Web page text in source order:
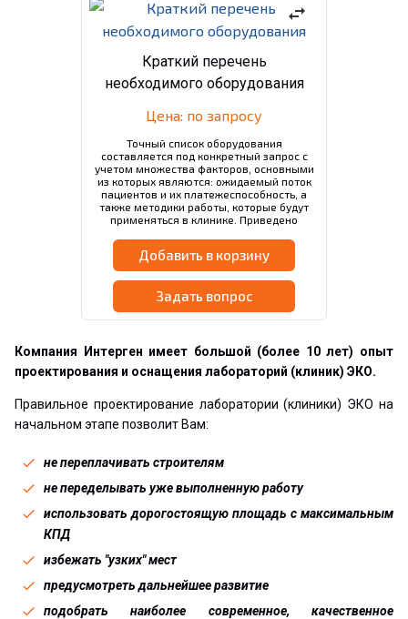
swap_horiz
Краткий перечень
необходимого оборудования
Цена: по запросу
Точный список оборудования
составляется под конкретный запрос с
учетом множества факторов, основными
из которых являются: ожидаемый поток
пациентов и их платежеспособность, а
также методики работы, которые будут
применяться в клинике. Приведено
Общемедицинское…
Добавить в корзину
Задать вопрос
Компания Интерген имеет большой (более 10 лет) опыт
проектирования и оснащения лабораторий (клиник) ЭКО.
Правильное проектирование лаборатории (клиники) ЭКО на
начальном этапе позволит Вам:
не переплачивать строителям
не переделывать уже выполненную работу
использовать дорогостоящую площадь с максимальным
КПД
избежать "узких" мест
предусмотреть дальнейшее развитие
подобрать наиболее современное, качественное